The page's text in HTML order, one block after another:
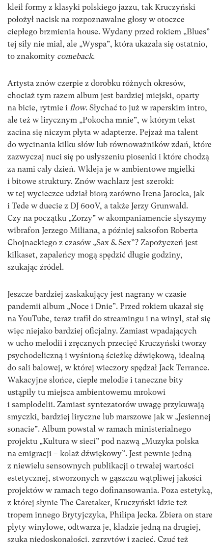
kleił formy z klasyki polskiego jazzu, tak Kruczyński
położył nacisk na rozpoznawalne głosy w otoczce
ciepłego brzmienia house. Wydany przed rokiem „Blues”
tej siły nie miał, ale „Wyspa”, która ukazała się ostatnio,
to znakomity comeback.
Artysta znów czerpie z dorobku różnych okresów,
chociaż tym razem album jest bardziej miejski, oparty
na bicie, rytmie i flow. Słychać to już w raperskim intro,
ale też w lirycznym „Pokocha mnie”, w którym tekst
zacina się niczym płyta w adapterze. Pejzaż ma talent
do wycinania kilku słów lub równoważników zdań, które
zazwyczaj nuci się po usłyszeniu piosenki i które chodzą
za nami cały dzień. Wkleja je w ambientowe mgiełki
i bitowe struktury. Znów wachlarz jest szeroki:
w tej wycieczce udział biorą zarówno Irena Jarocka, jak
i Tede w duecie z DJ 600V, a także Jerzy Grunwald.
Czy na początku „Zorzy” w akompaniamencie słyszymy
wibrafon Jerzego Miliana, a później saksofon Roberta
Chojnackiego z czasów „Sax & Sex”? Zapożyczeń jest
kilkaset, zapaleńcy mogą spędzić długie godziny,
szukając źródeł.
Jeszcze bardziej zaskakujący jest nagrany w czasie
pandemii album „Noce i Dnie”. Przed rokiem ukazał się
na YouTube, teraz trafił do streamingu i na winyl, stał się
więc niejako bardziej oficjalny. Zamiast wpadających
w ucho melodii i zręcznych przecięć Kruczyński tworzy
psychodeliczną i wyśnioną ścieżkę dźwiękową, idealną
do sali balowej, w której wieczory spędzał Jack Terrance.
Wakacyjne słońce, ciepłe melodie i taneczne bity
ustąpiły tu miejsca ambientowemu mrokowi
i samplodelii. Zamiast syntezatorów uwagę przykuwają
smyczki, bardziej liryczne lub marszowe jak w „Jesiennej
sonacie”. Album powstał w ramach ministerialnego
projektu „Kultura w sieci” pod nazwą „Muzyka polska
na emigracji – kolaż dźwiękowy”. Jest pewnie jedną
z niewielu sensownych publikacji o trwałej wartości
estetycznej, stworzonych w gąszczu wątpliwej jakości
projektów w ramach tego dofinansowania. Poza estetyką,
z której słynie The Caretaker, Kruczyński idzie też
tropem innego Brytyjczyka, Philipa Jecka. Zbiera on stare
płyty winylowe, odtwarza je, kładzie jedną na drugiej,
szuka niedoskonałości, zgrzytów i zacięć. Czuć też